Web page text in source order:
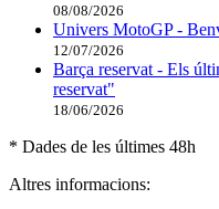
08/08/2026
Univers MotoGP -
12/07/2026
Barça reservat - Els
reservat"
18/06/2026
* Dades de les últimes 48h
Altres informacions: